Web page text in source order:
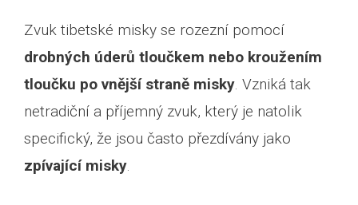
Zvuk tibetské misky se rozezní pomocí
drobných úderů tloučkem nebo kroužením
tloučku po vnější straně misky. Vzniká tak
netradiční a příjemný zvuk, který je natolik
specifický, že jsou často přezdívány jako
zpívající misky.